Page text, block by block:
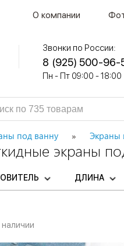
О компании
Звонки по России:
8 (925) 500-96-
Пн - Пт 09:00 - 18:00
под ванну
экраны
ДЛИНА
наличии